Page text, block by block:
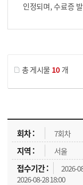
인정되며, 수료증
총 게시물 10개
교육신청 목록을 나타낸 표로 회차, 지역, 접수기간, 교육기간, 교육장소, 신청인원/모집인원, 상태로 나뉘어 설명합니다.
7회차
서울
2026-
2026-08-28 18:00